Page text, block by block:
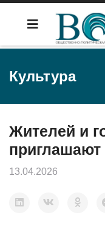
Культура
Жителей и
13.04.2026